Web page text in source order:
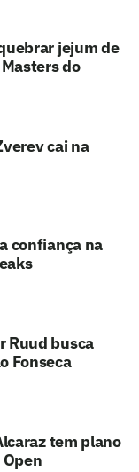
jejum de
do
cai na
confiança na
Ruud busca
Fonseca
tem plano